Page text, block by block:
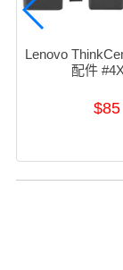
Lenovo
配件
$85